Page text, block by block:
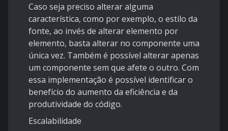
Caso seja preciso alterar alguma
característica, como por exemplo, o estilo da
fonte, ao invés de alterar elemento por
elemento, basta alterar no componente uma
única vez. Também é possível alterar apenas
um componente sem que afete o outro. Com
essa implementação é possível identificar o
benefício do aumento da eficiência e da
produtividade do código.
Escalabilidade